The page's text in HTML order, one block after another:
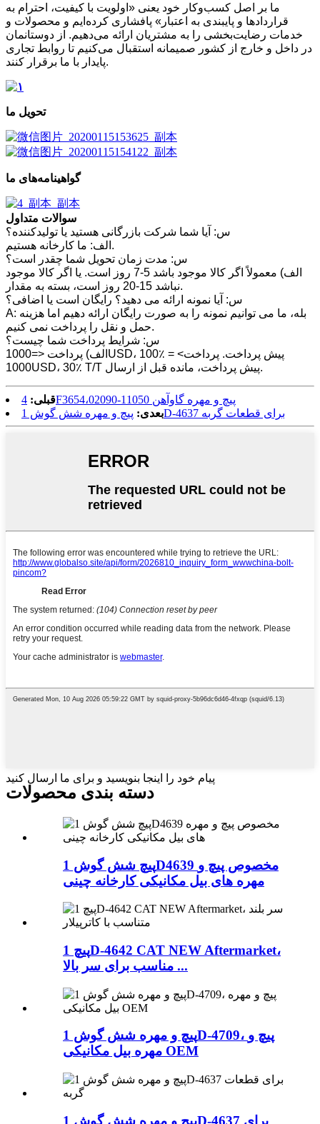
ما بر اصل کسب‌وکار خود یعنی «اولویت با کیفیت، احترام به
قراردادها و پایبندی به اعتبار» پافشاری کرده‌ایم و محصولات و
خدمات رضایت‌بخشی را به مشتریان ارائه می‌دهیم. از دوستانمان
در داخل و خارج از کشور صمیمانه استقبال می‌کنیم تا روابط تجاری
پایدار با ما برقرار کنند.
تحویل ما
گواهینامه‌های ما
سوالات متداول
س: آیا شما شرکت بازرگانی هستید یا تولیدکننده؟
الف: ما کارخانه هستیم.
س: مدت زمان تحویل شما چقدر است؟
الف) معمولاً اگر کالا موجود باشد 5-7 روز است. یا اگر کالا موجود
نباشد 15-20 روز است، بسته به مقدار.
س: آیا نمونه ارائه می دهید؟ رایگان است یا اضافی؟
A: بله، ما می توانیم نمونه را به صورت رایگان ارائه دهیم اما هزینه
حمل و نقل را پرداخت نمی کنیم.
س: شرایط پرداخت شما چیست؟
الف) پرداخت <=1000USD، 100٪ پیش پرداخت. پرداخت> =
1000USD، 30٪ T/T پیش پرداخت، مانده قبل از ارسال.
قبلی:
4F3654،02090-11050 پیچ و مهره گاوآهن
بعدی:
پیچ و مهره شش گوش 1D-4637 برای قطعات گربه
پیام خود را اینجا بنویسید و برای ما ارسال کنید
دسته بندی محصولات
پیچ شش گوش 1D4639 مخصوص پیچ و
مهره های بیل مکانیکی کارخانه چینی
پیچ 1D-4642 CAT NEW Aftermarket،
مناسب برای سر بالا ...
پیچ و مهره شش گوش 1D-4709، پیچ و
مهره بیل مکانیکی OEM
پیچ و مهره شش گوش 1D-4637 برای